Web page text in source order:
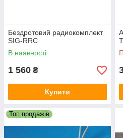
Бездротовий радиокомплект
SIG-RRC
В наявності
1 560 ₴
Купити
Топ продажів